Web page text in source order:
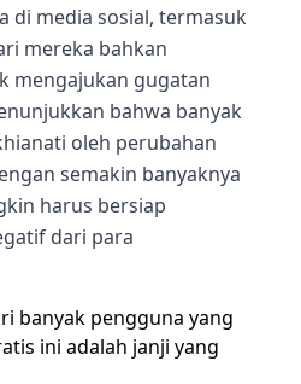
di media sosial, termasuk
mereka bahkan
mengajukan gugatan
bahwa banyak
oleh perubahan
semakin banyaknya
harus bersiap
dari para
banyak pengguna yang
ini adalah janji yang